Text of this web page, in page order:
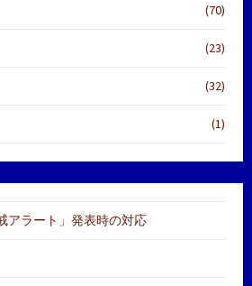
(70)
(23)
(32)
(1)
アラート」発表時の対応